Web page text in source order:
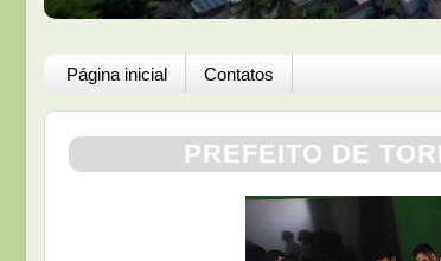
Página inicial Contatos
PREFEITO DE